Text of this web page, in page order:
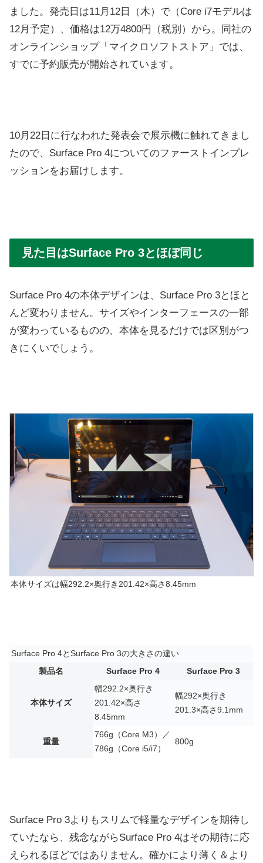
ました。発売日は11月12日（木）で（Core i7モデルは
12月予定）、価格は12万4800円（税別）から。同社の
オンラインショップ「マイクロソフトストア」では、
すでに予約販売が開始されています。
10月22日に行なわれた発表会で展示機に触れてきまし
たので、Surface Pro 4についてのファーストインプレ
ッションをお届けします。
見た目はSurface Pro 3とほぼ同じ
Surface Pro 4の本体デザインは、Surface Pro 3とほと
んど変わりません。サイズやインターフェースの一部
が変わっているものの、本体を見るだけでは区別がつ
きにくいでしょう。
本体サイズは幅292.2×奥行き201.42×高さ8.45mm
Surface Pro 4とSurface Pro 3の大きさの違い
製品名
Surface Pro 4 Surface Pro 3
本体サイズ
幅292.2×奥行き
201.42×高さ
8.45mm
幅292×奥行き
201.3×高さ9.1mm
重量
766g（Core M3）／
786g（Core i5/i7）
800g
Surface Pro 3よりもスリムで軽量なデザインを期待し
ていたなら、残念ながらSurface Pro 4はその期待に応
えられるほどではありません。確かにより薄く＆より